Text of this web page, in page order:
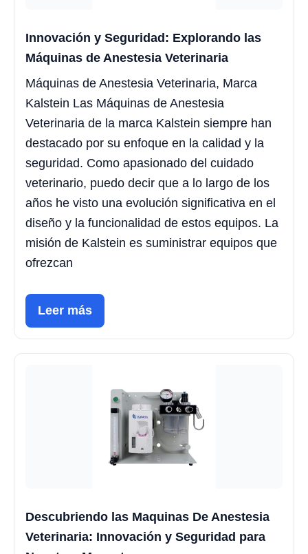
Innovación y Seguridad: Explorando las
Máquinas de Anestesia Veterinaria
Máquinas de Anestesia Veterinaria, Marca
Kalstein Las Máquinas de Anestesia
Veterinaria de la marca Kalstein siempre han
destacado por su enfoque en la calidad y la
seguridad. Como apasionado del cuidado
veterinario, puedo decir que a lo largo de los
años he visto una evolución significativa en el
diseño y la funcionalidad de estos equipos. La
misión de Kalstein es suministrar equipos que
ofrezcan
Leer más
Descubriendo las Maquinas De Anestesia
Veterinaria: Innovación y Seguridad para